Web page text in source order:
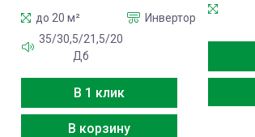
до 20 м²
Инвертор
35/30,5/21,5/20
Дб
В 1 клик
В корзину